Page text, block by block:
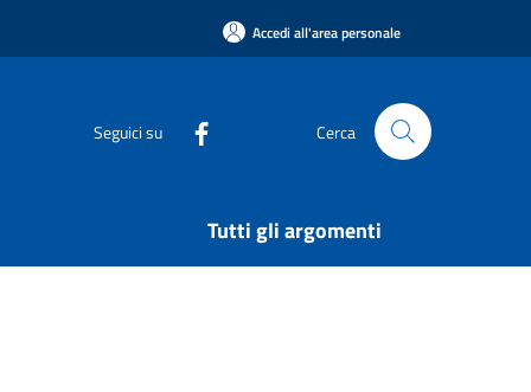
Accedi all'area personale
Seguici su Cerca
Tutti gli argomenti